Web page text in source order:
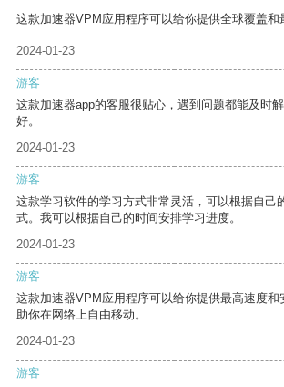
这款加速器VPM应用程序可以给你提供全球覆盖和
2024-01-23
游客
这款加速器app的客服很贴心，遇到问题都能及时
好。
2024-01-23
游客
这款学习软件的学习方式非常灵活，可以根据自己
式。我可以根据自己的时间安排学习进度。
2024-01-23
游客
这款加速器VPM应用程序可以给你提供最高速度和
助你在网络上自由移动。
2024-01-23
游客